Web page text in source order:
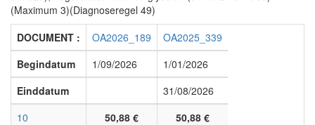
(Maximum 3)(Diagnoseregel 49)
DOCUMENT :
OA2026_189
OA2025_339
Begindatum
1/09/2026
1/01/2026
Einddatum
31/08/2026
10
50,88 €
50,88 €